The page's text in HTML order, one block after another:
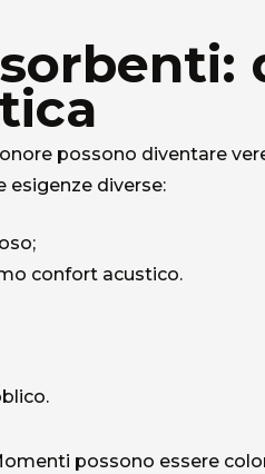
possono diventare
esigenze diverse:
confort acustico.
possono essere